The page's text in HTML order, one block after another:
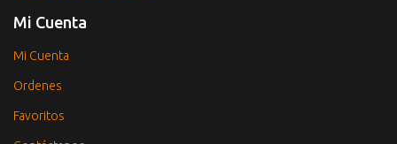
Mi Cuenta
Mi Cuenta
Ordenes
Favoritos